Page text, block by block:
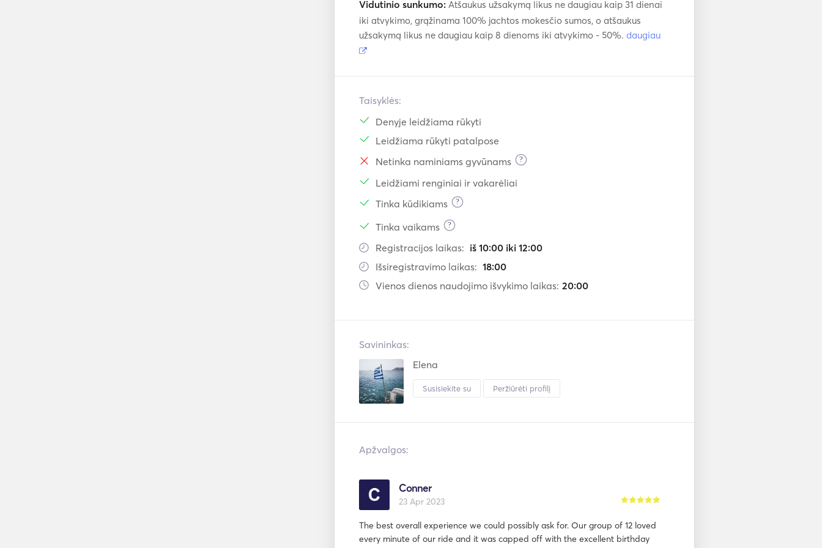
- Sea bob
- Guide for for Delos
- Yoga Instructor Aboard
*Prices displayed are for up to 10 guests for full day cruises only. Make us
a request, in order to send you a personalized offer.
***Destination is always depending on the weather/wind  conditions and
can be arranged aboard with the captain.
**** All extras are to be settled in cash before the embarkation
__________________________________________________________
We will be happy to receive your messages on BednBlue if you are
interested!
Vidutinio sunkumo: Atšaukus užsakymą likus ne daugiau kaip 31 dienai
iki atvykimo, grąžinama 100% jachtos mokesčio sumos, o atšaukus
užsakymą likus ne daugiau kaip 8 dienoms iki atvykimo - 50%. daugiau
Taisyklės:
Denyje leidžiama rūkyti
Leidžiama rūkyti patalpose
Netinka naminiams gyvūnams
?
Leidžiami renginiai ir vakarėliai
Tinka kūdikiams
?
Tinka vaikams ?
Registracijos laikas: iš 10:00 iki 12:00
Išsiregistravimo laikas: 18:00
Vienos dienos naudojimo išvykimo laikas: 20:00
Savininkas:
Elena
Susisiekite su Peržiūrėti profilį
Apžvalgos:
Conner
23 Apr 2023
The best overall experience we could possibly ask for. Our group of 12 loved
every minute of our ride and it was capped off with the excellent birthday